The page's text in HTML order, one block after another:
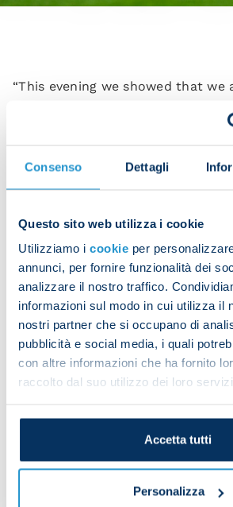
Consenso Dettagli
Questo sito web utilizza i cookie
Utilizziamo i cookie per
annunci, per fornire funzionalità dei
analizzare il nostro traffico.
informazioni sul modo in cui utilizza il
nostri partner che si occupano di
pubblicità e social media, i quali
con altre informazioni che ha fornito
raccolto dal suo utilizzo dei loro
Accetta tutti
Personalizza
“This evening we showed that we
other,” said Giovanni Di Lorenzo
match against Braga.
a lot of chances to score before
“Unfortunately, if you don’t take
game gets tough, especially in
you can’t afford to slip up too
deep to win.
“We struggled slightly but, in the
those three points. It’s a crucial
Share the article with your